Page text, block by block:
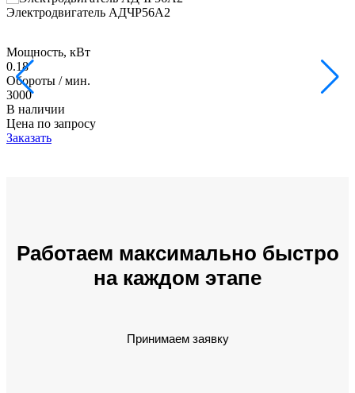
Электродвигатель АДЧР56А2
Мощность, кВт
0.18
Обороты / мин.
3000
В наличии
Цена по запросу
Заказать
Работаем максимально быстро
на каждом этапе
Принимаем заявку